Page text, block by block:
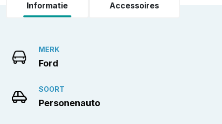
Informatie Accessoires
MERK
Ford
SOORT
Personenauto